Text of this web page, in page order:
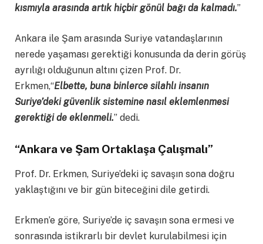
kısmıyla arasında artık hiçbir gönül bağı da kalmadı.”
Ankara ile Şam arasında Suriye vatandaşlarının
nerede yaşaması gerektiği konusunda da derin görüş
ayrılığı olduğunun altını çizen Prof. Dr.
Erkmen,“Elbette, buna binlerce silahlı insanın
Suriye’deki güvenlik sistemine nasıl eklemlenmesi
gerektiği de eklenmeli.” dedi.
“Ankara ve Şam Ortaklaşa Çalışmalı”
Prof. Dr. Erkmen, Suriye’deki iç savaşın sona doğru
yaklaştığını ve bir gün biteceğini dile getirdi.
Erkmen’e göre, Suriye’de iç savaşın sona ermesi ve
sonrasında istikrarlı bir devlet kurulabilmesi için